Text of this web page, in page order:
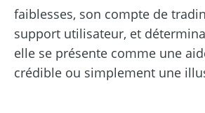
faiblesses, son compte de
support utilisateur, et
elle se présente comme une
crédible ou simplement une